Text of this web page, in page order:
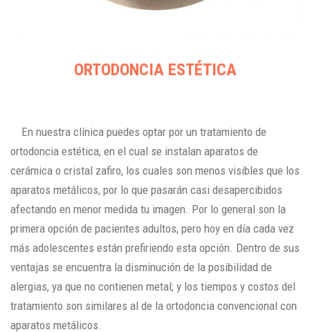
ORTODONCIA ESTÉTICA
En nuestra clínica puedes optar por un tratamiento de
ortodoncia estética, en el cual se instalan aparatos de
cerámica o cristal zafiro, los cuales son menos visibles que los
aparatos metálicos, por lo que pasarán casi desapercibidos
afectando en menor medida tu imagen. Por lo general son la
primera opción de pacientes adultos, pero hoy en día cada vez
más adolescentes están prefiriendo esta opción. Dentro de sus
ventajas se encuentra la disminución de la posibilidad de
alergias, ya que no contienen metal; y los tiempos y costos del
tratamiento son similares al de la ortodoncia convencional con
aparatos metálicos.